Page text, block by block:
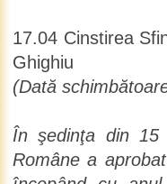
17.04 Cinstirea
Ghighiu
(Dată
În şedinţa din 15
Române a